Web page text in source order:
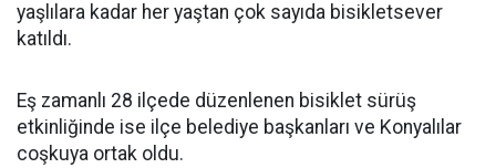
yaşlılara kadar her yaştan çok sayıda bisikletsever
katıldı.
Eş zamanlı 28 ilçede düzenlenen bisiklet sürüş
etkinliğinde ise ilçe belediye başkanları ve Konyalılar
coşkuya ortak oldu.